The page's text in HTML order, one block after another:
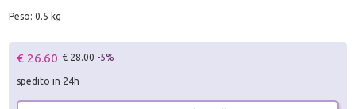
Peso: 0.5 kg
€ 26.60 € 28.00 -5%
spedito in 24h